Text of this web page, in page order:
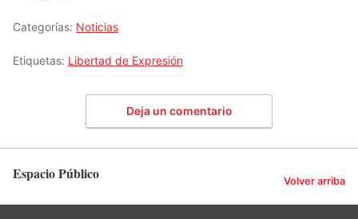
Categorías: Noticias
Etiquetas: Libertad de Expresión
Deja un comentario
Espacio Público Volver arriba